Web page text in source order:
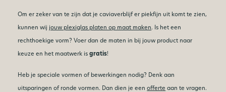
Om er zeker van te zijn dat je caviaverblijf er piekfijn uit komt te zien,
kunnen wij jouw plexiglas platen op maat maken. Is het een
rechthoekige vorm? Voer dan de maten in bij jouw product naar
keuze en het maatwerk isgratis!
Heb je speciale vormen of bewerkingen nodig? Denk aan
uitsparingen of ronde vormen. Dan dien je eenofferte aan te vragen.